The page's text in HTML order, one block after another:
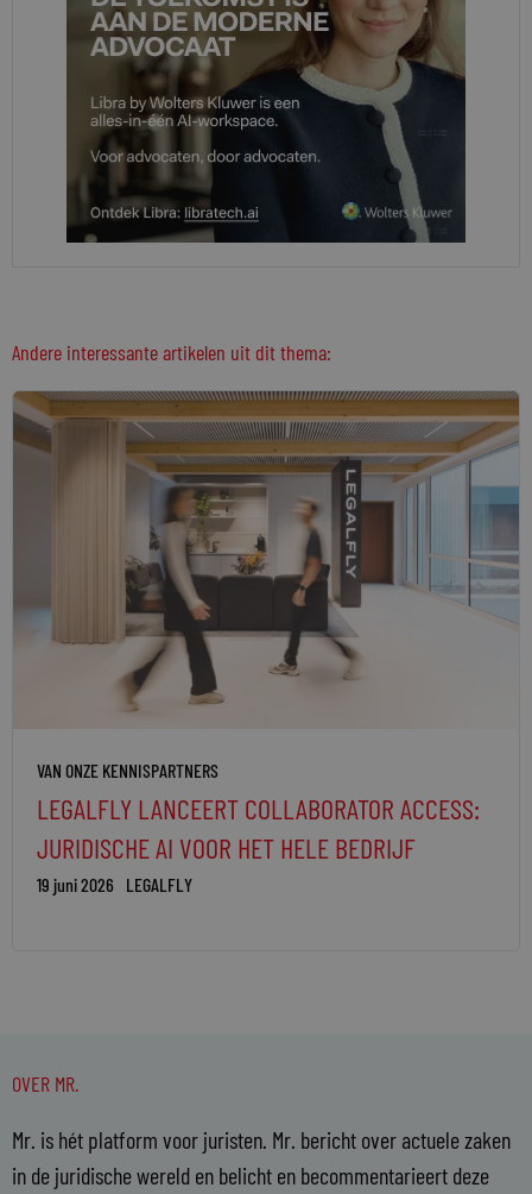
Andere interessante artikelen uit dit thema:
VAN ONZE KENNISPARTNERS
LEGALFLY LANCEERT COLLABORATOR ACCESS:
JURIDISCHE AI VOOR HET HELE BEDRIJF
19 juni 2026 LEGALFLY
OVER MR.
Mr. is hét platform voor juristen. Mr. bericht over actuele zaken
in de juridische wereld en belicht en becommentarieert deze